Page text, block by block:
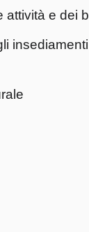
e dei